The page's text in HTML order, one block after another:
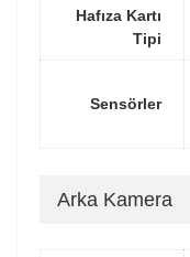
Hafıza Kartı
Tipi
Sensörler
Arka Kamera